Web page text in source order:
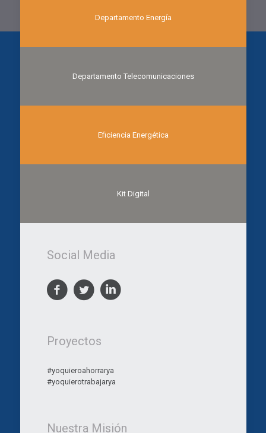
Departamento Energía
Departamento Telecomunicaciones
Eficiencia Energética
Kit Digital
Social Media
Proyectos
#yoquieroahorrarya
#yoquierotrabajarya
Nuestra Misión